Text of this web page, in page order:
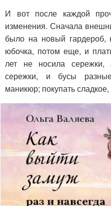
И вот после каждой
изменения. Сначала
было на новый гардероб,
юбочка, потом еще, и
лет не носила сережки,
сережки, и бусы
маникюр; покупать сладкое,